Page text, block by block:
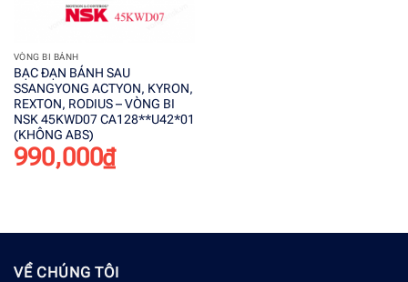
VÒNG BI BÁNH
BẠC ĐẠN BÁNH SAU
SSANGYONG ACTYON, KYRON,
REXTON, RODIUS – VÒNG BI
NSK 45KWD07 CA128**U42*01
(KHÔNG ABS)
990,000₫
VỀ CHÚNG TÔI